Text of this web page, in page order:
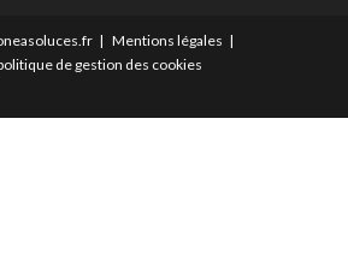
Mentions légales
de gestion des cookies